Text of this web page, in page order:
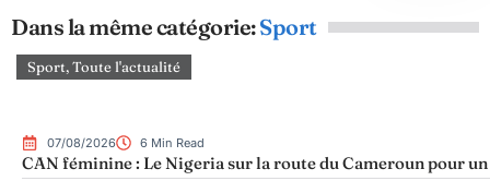
Dans la même catégorie:Sport
Sport,Toute l'actualité
07/08/2026 6 Min Read
CAN féminine : Le Nigeria sur la route du Cameroun pour